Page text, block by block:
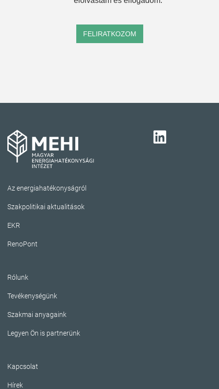
FELIRATKOZOM
Az energiahatékonyságról
Szakpolitikai aktualitások
EKR
RenoPont
Rólunk
Tevékenységünk
Szakmai anyagaink
Legyen Ön is partnerünk
Kapcsolat
Hírek